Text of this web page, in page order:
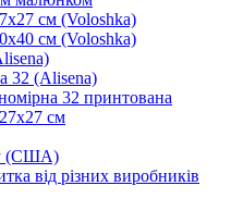
см (Voloshka)
см (Voloshka)
32 (Alisena)
32 принтована
см
(США)
від різних виробників